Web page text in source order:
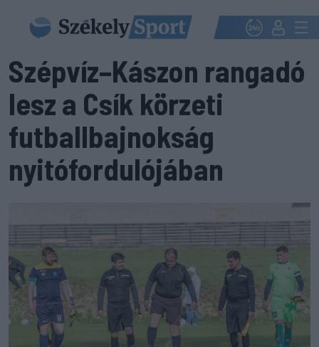
Szépvíz–Kászon rangadó
lesz a Csík körzeti
futballbajnokság
nyitófordulójában